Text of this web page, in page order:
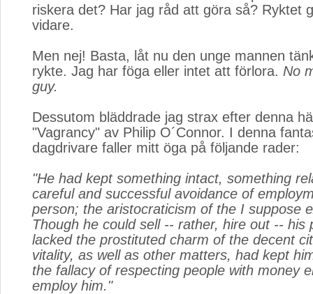
riskera det? Har jag råd att göra så? Ryktet
vidare.
Men nej! Basta, låt nu den unge mannen
rykte. Jag har föga eller intet att förlora. No
guy.
Dessutom bläddrade jag strax efter denna
"Vagrancy" av Philip O´Connor. I denna
dagdrivare faller mitt öga på följande rader:
"He had kept something intact, something
careful and successful avoidance of
person; the aristocraticism of the I suppose
Though he could sell -- rather, hire out -- his
lacked the prostituted charm of the decent
vitality, as well as other matters, had kept
the fallacy of respecting people with money
employ him."